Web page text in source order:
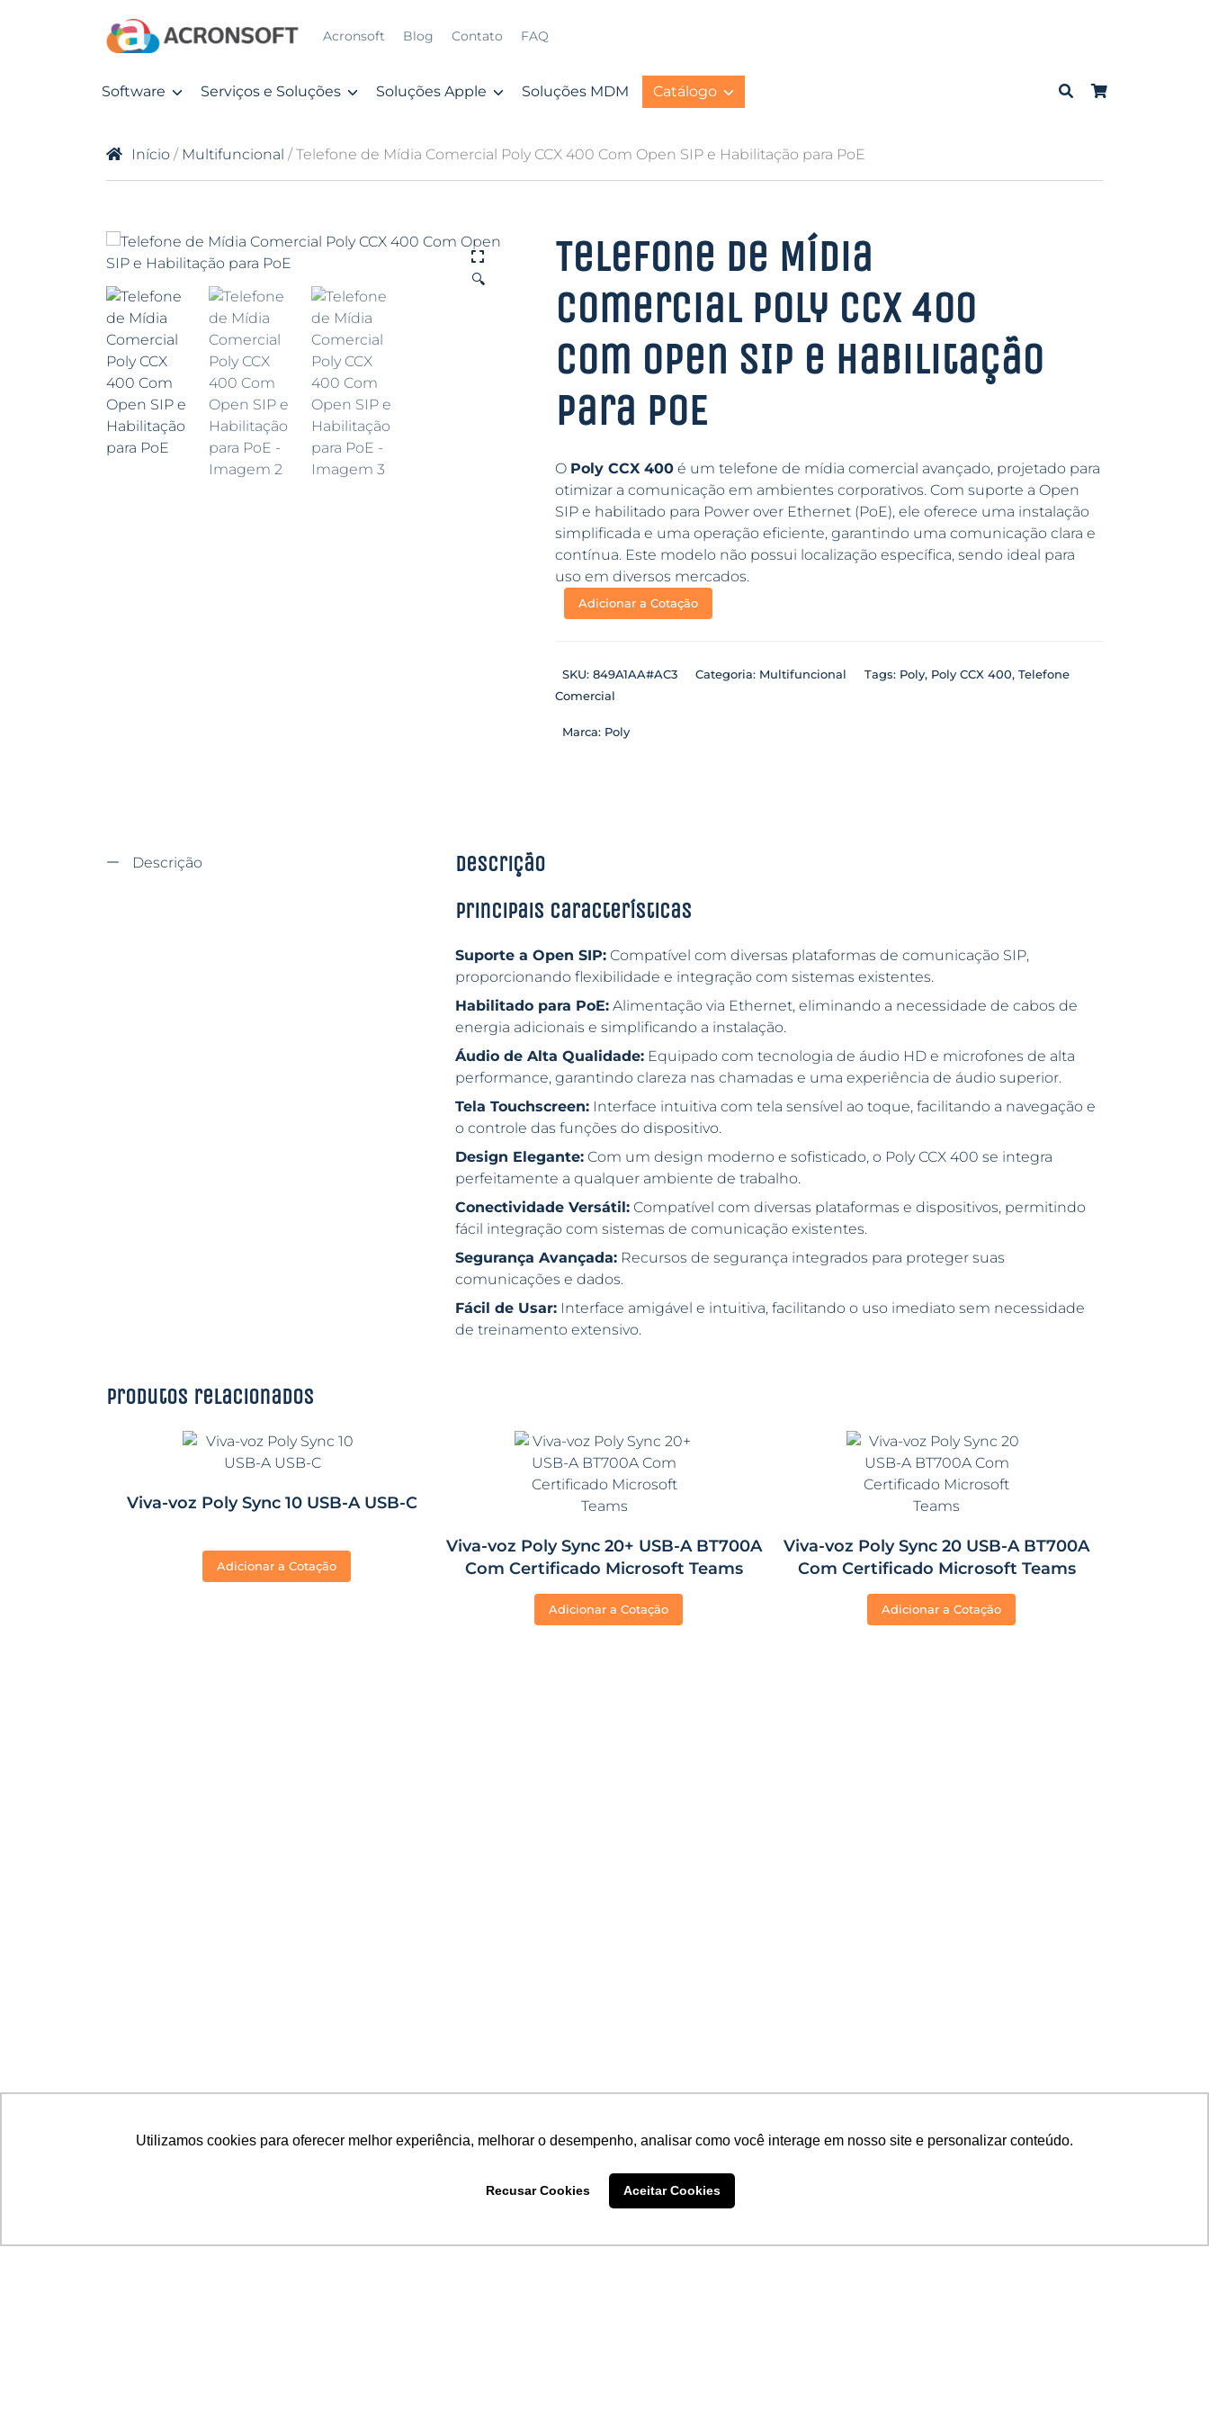
Utilizamos cookies para oferecer melhor experiência, melhorar o desempenho, analisar como você interage em nosso site e personalizar conteúdo.
Recusar Cookies Aceitar Cookies
Acronsoft Blog Contato FAQ
Software Serviços e Soluções Soluções Apple Soluções MDM Catálogo
Início / Multifuncional / Telefone de Mídia Comercial Poly CCX 400 Com Open SIP e Habilitação para PoE
🔍
Telefone de Mídia
Comercial Poly CCX 400
Com Open SIP e Habilitação
para PoE
O Poly CCX 400é um telefone de mídia comercial avançado, projetado para
otimizar a comunicação em ambientes corporativos. Com suporte a Open
SIP e habilitado para Power over Ethernet (PoE), ele oferece uma instalação
simplificada e uma operação eficiente, garantindo uma comunicação clara e
contínua. Este modelo não possui localização específica, sendo ideal para
uso em diversos mercados.
Adicionar a Cotação
SKU: 849A1AA#AC3 Categoria: Multifuncional Tags: Poly, Poly CCX 400, Telefone
Comercial
Marca: Poly
Descrição
Descrição
Principais características
Suporte a Open SIP:Compatível com diversas plataformas de comunicação SIP,
proporcionando flexibilidade e integração com sistemas existentes.
Habilitado para PoE:Alimentação via Ethernet, eliminando a necessidade de cabos de
energia adicionais e simplificando a instalação.
Áudio de Alta Qualidade:Equipado com tecnologia de áudio HD e microfones de alta
performance, garantindo clareza nas chamadas e uma experiência de áudio superior.
Tela Touchscreen:Interface intuitiva com tela sensível ao toque, facilitando a navegação e
o controle das funções do dispositivo.
Design Elegante:Com um design moderno e sofisticado, o Poly CCX 400 se integra
perfeitamente a qualquer ambiente de trabalho.
Conectividade Versátil:Compatível com diversas plataformas e dispositivos, permitindo
fácil integração com sistemas de comunicação existentes.
Segurança Avançada:Recursos de segurança integrados para proteger suas
comunicações e dados.
Fácil de Usar:Interface amigável e intuitiva, facilitando o uso imediato sem necessidade
de treinamento extensivo.
Produtos relacionados
Viva-voz Poly Sync 10 USB-A USB-C
Adicionar a Cotação
Viva-voz Poly Sync 20+ USB-A BT700A
Com Certificado Microsoft Teams
Adicionar a Cotação
Viva-voz Poly Sync 20 USB-A BT700A
Com Certificado Microsoft Teams
Adicionar a Cotação